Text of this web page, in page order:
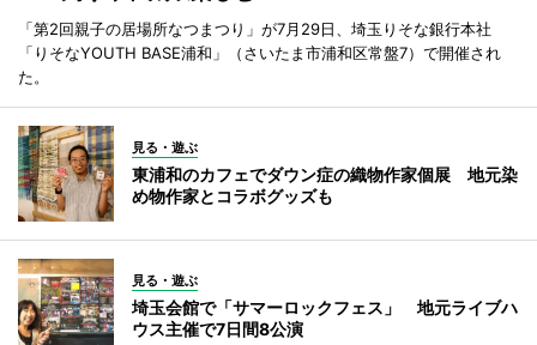
「第2回親子の居場所なつまつり」が7月29日、埼玉りそな銀行本社
「りそなYOUTH BASE浦和」（さいたま市浦和区常盤7）で開催され
た。
見る・遊ぶ
東浦和のカフェでダウン症の織物作家個展 地元染
め物作家とコラボグッズも
見る・遊ぶ
埼玉会館で「サマーロックフェス」 地元ライブハ
ウス主催で7日間8公演